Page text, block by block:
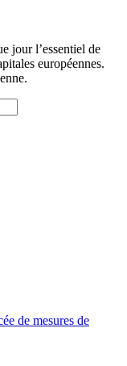
jour l’essentiel de
européennes.
de mesures de